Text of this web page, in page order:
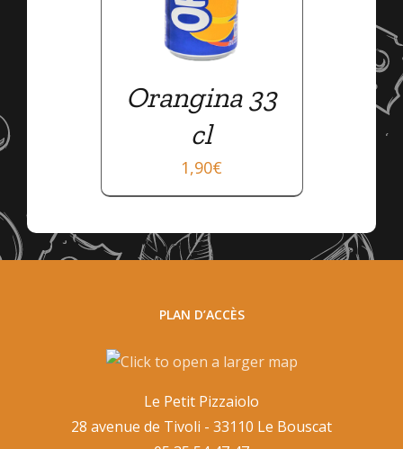
Orangina 33
cl
1,90€
PLAN D’ACCÈS
Le Petit Pizzaiolo
28 avenue de Tivoli - 33110 Le Bouscat